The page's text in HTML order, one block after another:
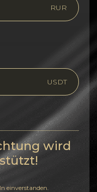
RUR
USDT
wird
einverstanden